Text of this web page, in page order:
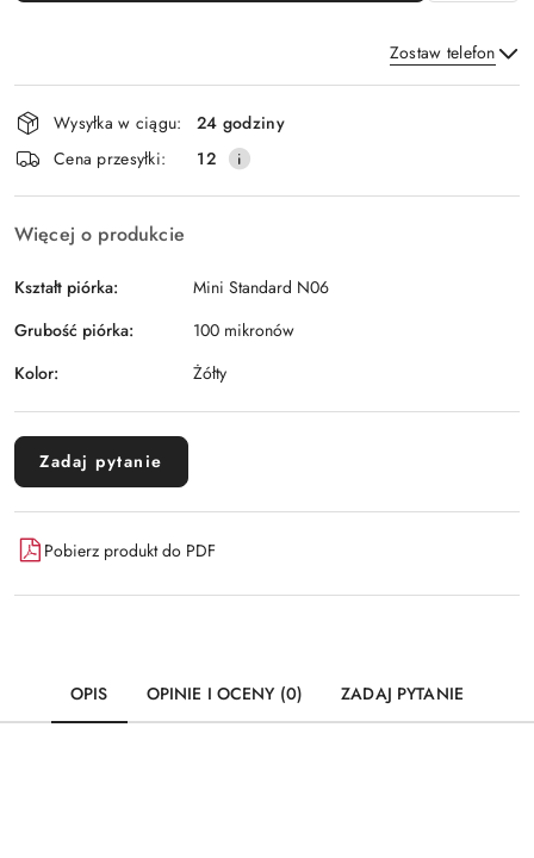
Zostaw telefon
Wyślij
Dostępność
i
dostawa
Wysyłka w ciągu:
24 godziny
Cena przesyłki:
12
Więcej o produkcie
Kształt piórka:
Mini Standard N06
Grubość piórka:
100 mikronów
Kolor:
Żółty
Zadaj pytanie
Pobierz produkt do PDF
OPIS OPINIE I OCENY (0) ZADAJ PYTANIE